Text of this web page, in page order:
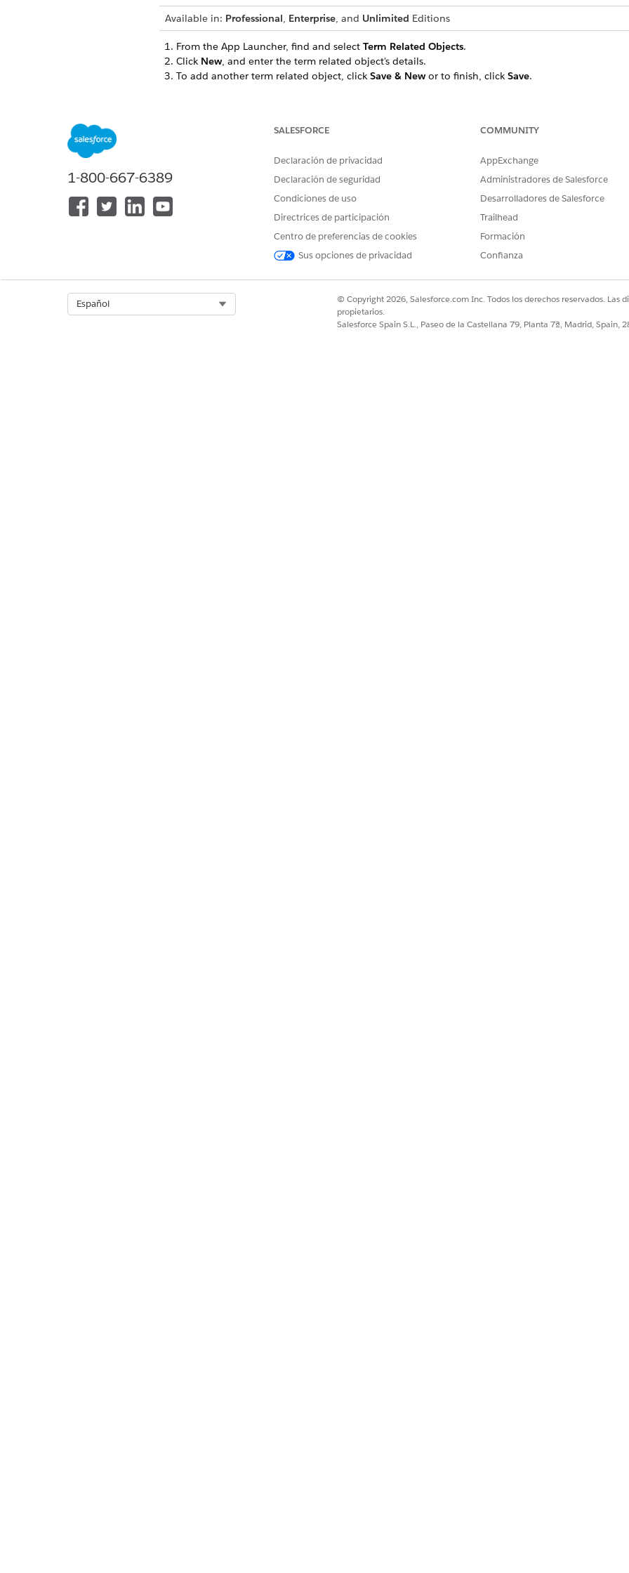
Available in: Professional, Enterprise, and Unlimited Editions
From the App Launcher, find and select Term Related Objects.
Click New, and enter the term related object's details.
To add another term related object, click Save & Newor to finish, click Save.
¿RESOLVIÓ ESTE ARTÍCULO SU PROBLEMA?
1-800-667-6389
SALESFORCE
Declaración de privacidad
Declaración de seguridad
Condiciones de uso
Directrices de participación
Centro de preferencias de cookies
Sus opciones de privacidad
COMMUNITY
AppExchange
Administradores de Salesforce
Desarrolladores de Salesforce
Trailhead
Formación
Confianza
Español
© Copyright 2026, Salesforce.com Inc. Todos los derechos reservados. Las
propietarios.
Salesforce Spain S.L., Paseo de la Castellana 79, Planta 7ª, Madrid, Spain,